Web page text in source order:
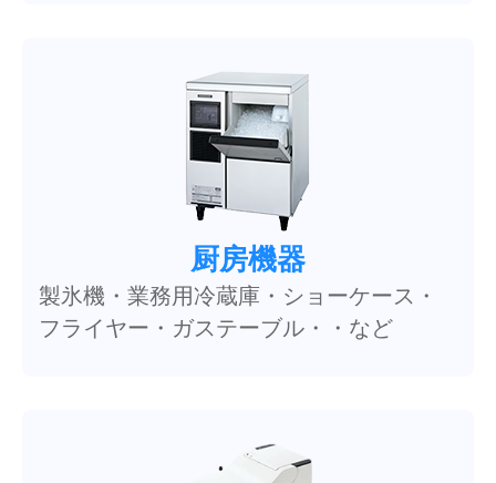
厨房機器
製氷機・業務用冷蔵庫・ショーケース・
フライヤー・ガステーブル・・など